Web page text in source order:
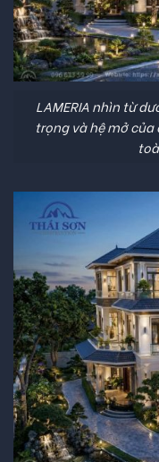
LAMERIA nhìn từ
trọng và hệ mở